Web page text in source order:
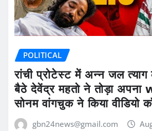
POLITICAL
रांची प्रोटेस्ट में अन्न जल
बैठे देवेंद्र महतो ने तोड़ा
सोनम वांगचुक ने किया वीडियो
gbn24news@gmail.com